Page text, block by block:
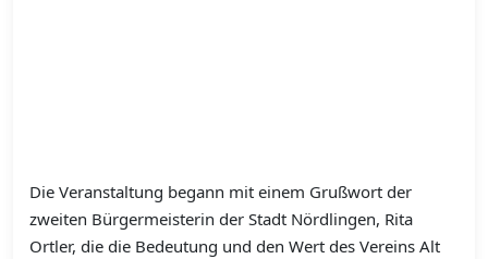
Die Veranstaltung begann mit einem Grußwort der
zweiten Bürgermeisterin der Stadt Nördlingen, Rita
Ortler, die die Bedeutung und den Wert des Vereins Alt